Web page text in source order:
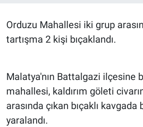
Orduzu Mahallesi iki grup
tartışma 2 kişi bıçaklandı.
Malatya'nın Battalgazi ilçesine
mahallesi, kaldırım göleti
arasında çıkan bıçaklı kavgada
yaralandı.